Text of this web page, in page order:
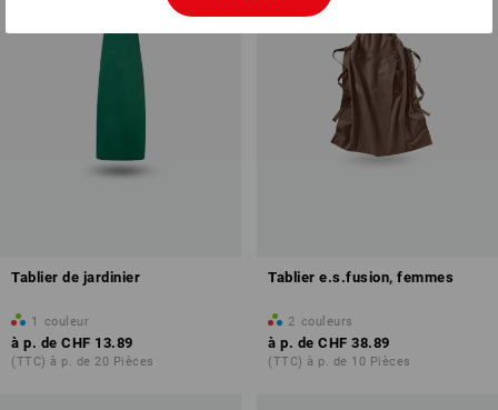
Tablier de jardinier
1 couleur
à p. de CHF 13.89
(TTC) à p. de 20 Pièces
Tablier e.s.fusion, femmes
2 couleurs
à p. de CHF 38.89
(TTC) à p. de 10 Pièces